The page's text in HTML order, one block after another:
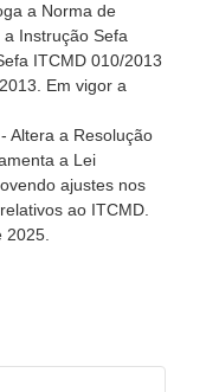
a Norma de
Instrução Sefa
ITCMD 010/2013
Em vigor a
- Altera a Resolução
a Lei
ajustes nos
ao ITCMD.